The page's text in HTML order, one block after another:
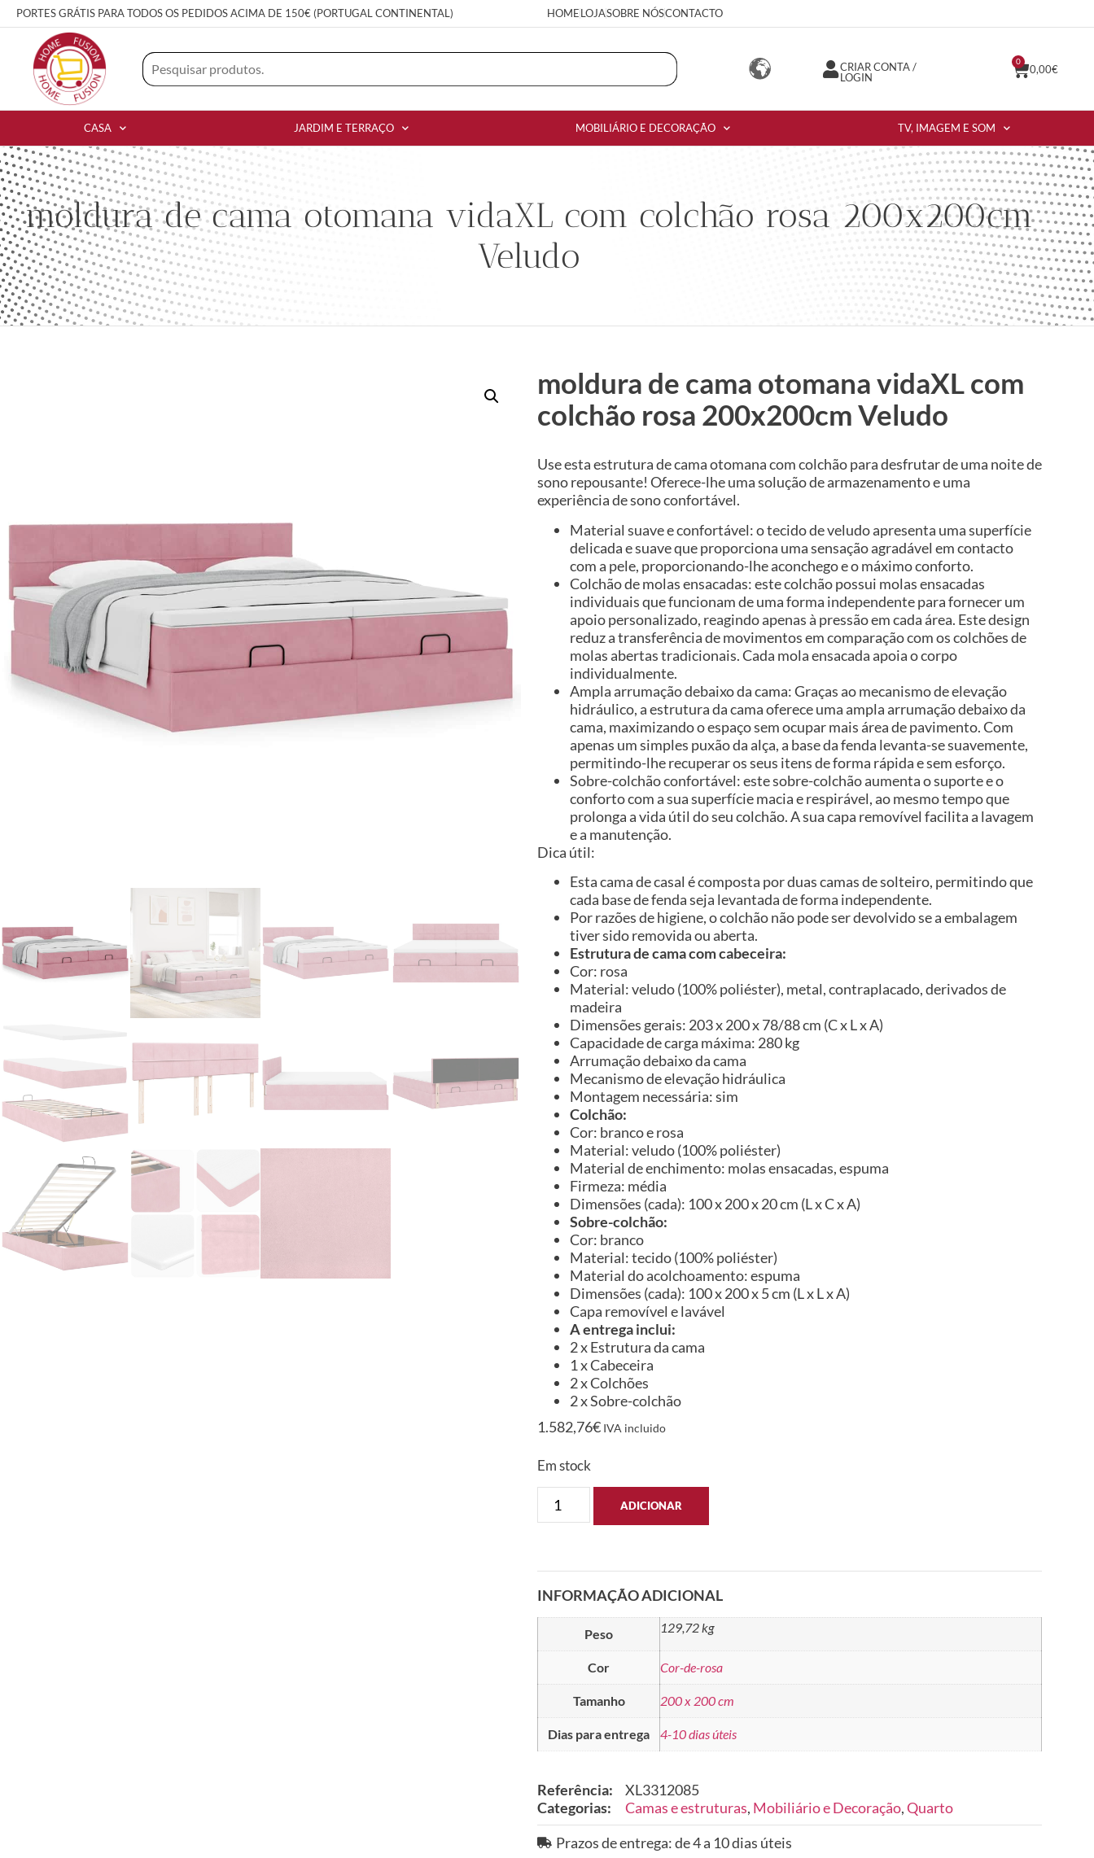
PORTES GRÁTIS PARA TODOS OS PEDIDOS ACIMA DE 150€ (PORTUGAL CONTINENTAL) HOMELOJASOBRE NÓSCONTACTO
CRIAR CONTA /
LOGIN
0,00€
0
CASA JARDIM E TERRAÇO MOBILIÁRIO E DECORAÇÃO TV, IMAGEM E SOM
moldura de cama otomana vidaXL com colchão rosa 200x200cm
Veludo
moldura de cama otomana vidaXL com
colchão rosa 200x200cm Veludo
Use esta estrutura de cama otomana com colchão para desfrutar de uma noite de
sono repousante! Oferece-lhe uma solução de armazenamento e uma
experiência de sono confortável.
Material suave e confortável: o tecido de veludo apresenta uma superfície
delicada e suave que proporciona uma sensação agradável em contacto
com a pele, proporcionando-lhe aconchego e o máximo conforto.
Colchão de molas ensacadas: este colchão possui molas ensacadas
individuais que funcionam de uma forma independente para fornecer um
apoio personalizado, reagindo apenas à pressão em cada área. Este design
reduz a transferência de movimentos em comparação com os colchões de
molas abertas tradicionais. Cada mola ensacada apoia o corpo
individualmente.
Ampla arrumação debaixo da cama: Graças ao mecanismo de elevação
hidráulico, a estrutura da cama oferece uma ampla arrumação debaixo da
cama, maximizando o espaço sem ocupar mais área de pavimento. Com
apenas um simples puxão da alça, a base da fenda levanta-se suavemente,
permitindo-lhe recuperar os seus itens de forma rápida e sem esforço.
Sobre-colchão confortável: este sobre-colchão aumenta o suporte e o
conforto com a sua superfície macia e respirável, ao mesmo tempo que
prolonga a vida útil do seu colchão. A sua capa removível facilita a lavagem
e a manutenção.
Dica útil:
Esta cama de casal é composta por duas camas de solteiro, permitindo que
cada base de fenda seja levantada de forma independente.
Por razões de higiene, o colchão não pode ser devolvido se a embalagem
tiver sido removida ou aberta.
Estrutura de cama com cabeceira:
Cor: rosa
Material: veludo (100% poliéster), metal, contraplacado, derivados de
madeira
Dimensões gerais: 203 x 200 x 78/88 cm (C x L x A)
Capacidade de carga máxima: 280 kg
Arrumação debaixo da cama
Mecanismo de elevação hidráulica
Montagem necessária: sim
Colchão:
Cor: branco e rosa
Material: veludo (100% poliéster)
Material de enchimento: molas ensacadas, espuma
Firmeza: média
Dimensões (cada): 100 x 200 x 20 cm (L x C x A)
Sobre-colchão:
Cor: branco
Material: tecido (100% poliéster)
Material do acolchoamento: espuma
Dimensões (cada): 100 x 200 x 5 cm (L x L x A)
Capa removível e lavável
A entrega inclui:
2 x Estrutura da cama
1 x Cabeceira
2 x Colchões
2 x Sobre-colchão
1.582,76€ IVA incluido
Em stock
ADICIONAR
INFORMAÇÃO ADICIONAL
Peso 129,72 kg
Cor Cor-de-rosa
Tamanho 200 x 200 cm
Dias para entrega 4-10 dias úteis
Referência:
XL3312085
Categorias:
Camas e estruturas, Mobiliário e Decoração,Quarto
Prazos de entrega: de 4 a 10 dias úteis